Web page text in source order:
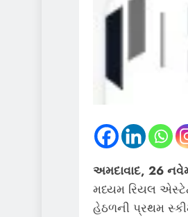
અમદાવાદ, 26
મધ્યમ રિયલ
હેઠળની પ્રથમ